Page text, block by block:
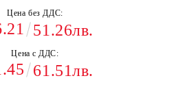
Цена без ДДС:
51.26лв.
Цена с ДДС:
61.51лв.